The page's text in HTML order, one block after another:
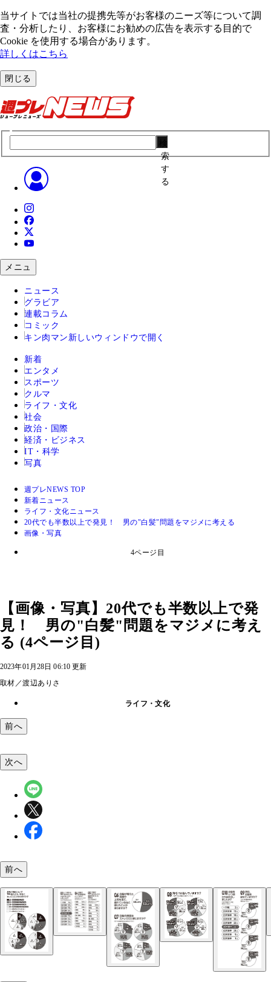
当サイトでは当社の提携先等がお客様のニーズ等について調
査・分析したり、お客様にお勧めの広告を表⽰する⽬的で
Cookie を使⽤する場合があります。
詳しくはこちら
閉じる
索
す
る
メニュ
ニュース
グラビア
連載コラム
コミック
キン肉マン 新しいウィンドウで開く
新着
エンタメ
スポーツ
クルマ
ライフ・文化
社会
政治・国際
経済・ビジネス
IT・科学
写真
週プレNEWS TOP
新着ニュース
ライフ・文化ニュース
20代でも半数以上で発見！ 男の"白髪"問題をマジメに考える
画像・写真
4ページ目
【画像・写真】20代でも半数以上で発
見！ 男の"白髪"問題をマジメに考え
る (4ページ目)
2023年01月28日 06:10 更新
取材／渡辺ありさ
ライフ・文化
前へ
次へ
前へ